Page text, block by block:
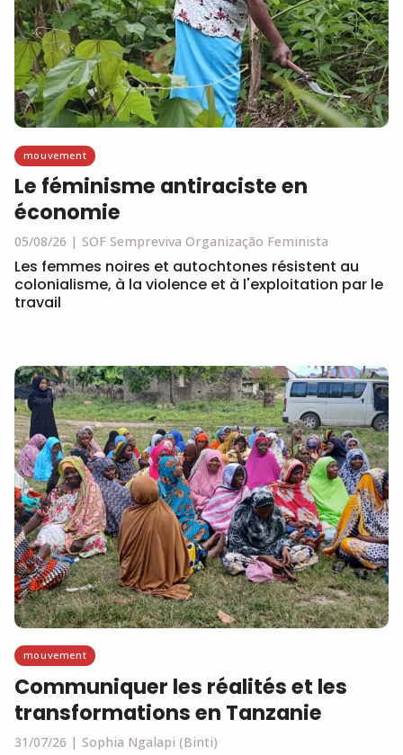
mouvement
Le féminisme antiraciste en
économie
05/08/26 SOF Sempreviva Organização Feminista
Les femmes noires et autochtones résistent au
colonialisme, à la violence et à l'exploitation par le
travail
mouvement
Communiquer les réalités et les
transformations en Tanzanie
31/07/26 Sophia Ngalapi (Binti)